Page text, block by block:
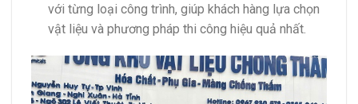
với từng loại công trình, giúp khách hàng lựa chọn
vật liệu và phương pháp thi công hiệu quả nhất.